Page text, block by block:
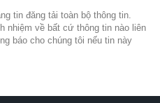
tin đăng tải toàn bộ thông tin.
nhiệm về bất cứ thông tin nào liên
báo cho chúng tôi nếu tin này